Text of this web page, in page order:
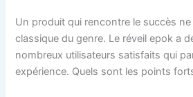
Un produit qui rencontre le succès ne
classique du genre. Le réveil epok a
nombreux utilisateurs satisfaits qui
expérience. Quels sont les points